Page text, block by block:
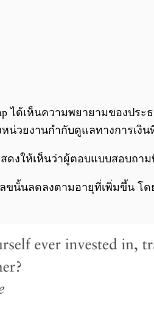
ได้เห็นความพยายามของปร
น่วยงานกำกับดูแลทางการเ
สดงให้เห็นว่าผู้ตอบแบบสอบถ
ขนั้นลดลงตามอายุที่เพิ่มขึ้น โด